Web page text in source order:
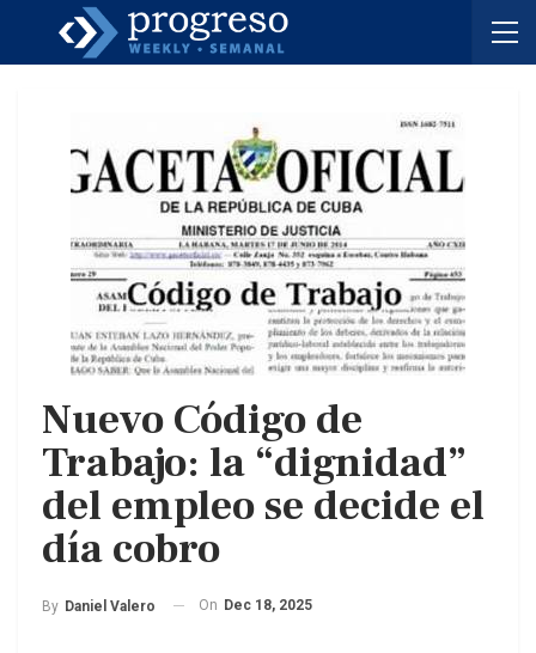
Nuevo Código de
Trabajo: la “dignidad”
del empleo se decide el
día cobro
By Daniel Valero On Dec 18, 2025